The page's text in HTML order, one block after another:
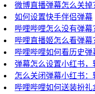
微博直播弹幕怎么关掉
如何设置快手伴侣弹幕
哔哩哔哩怎么没有弹
哔哩直播姬怎么看弹幕
哔哩哔哩如何看历史
弹幕怎么设置小红书，
怎么关闭弹幕小红书
哔哩哔哩如何送装扮